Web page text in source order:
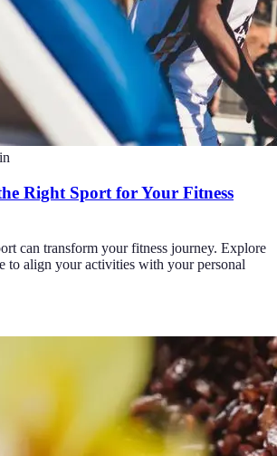
Right Sport for Your Fitness
can transform your fitness journey. Explore
to align your activities with your personal